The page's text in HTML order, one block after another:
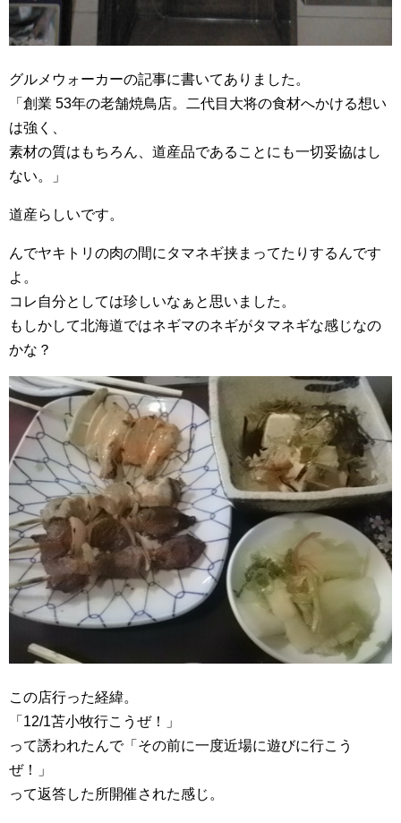
グルメウォーカーの記事に書いてありました。
「創業 53年の老舗焼鳥店。二代目大将の食材へかける想い
は強く、
素材の質はもちろん、道産品であることにも一切妥協はし
ない。」
道産らしいです。
んでヤキトリの肉の間にタマネギ挟まってたりするんです
よ。
コレ自分としては珍しいなぁと思いました。
もしかして北海道ではネギマのネギがタマネギな感じなの
かな？
この店行った経緯。
「12/1苫小牧行こうぜ！」
って誘われたんで「その前に一度近場に遊びに行こう
ぜ！」
って返答した所開催された感じ。